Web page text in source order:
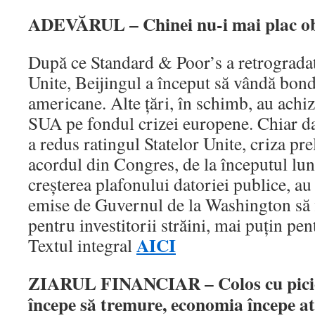
ADEVĂRUL – Chinei nu-i mai plac
După ce Standard & Poor’s a
Unite, Beijingul a început să vândă
americane. Alte ţări, în schimb, au
SUA pe fondul crizei europene. Chiar
a redus ratingul Statelor Unite, criza
acordul din Congres, de la începutul
creşterea plafonului datoriei publice,
emise de Guvernul de la Washington
pentru investitorii străini, mai puţin
Textul integralAICI
ZIARUL FINANCIAR – Colos cu
începe să tremure, economia începe